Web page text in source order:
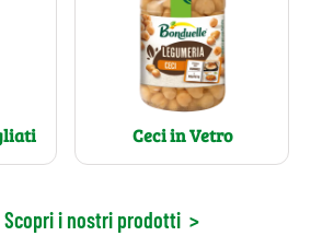
Ceci in Vetro
Scopri i nostri prodotti >